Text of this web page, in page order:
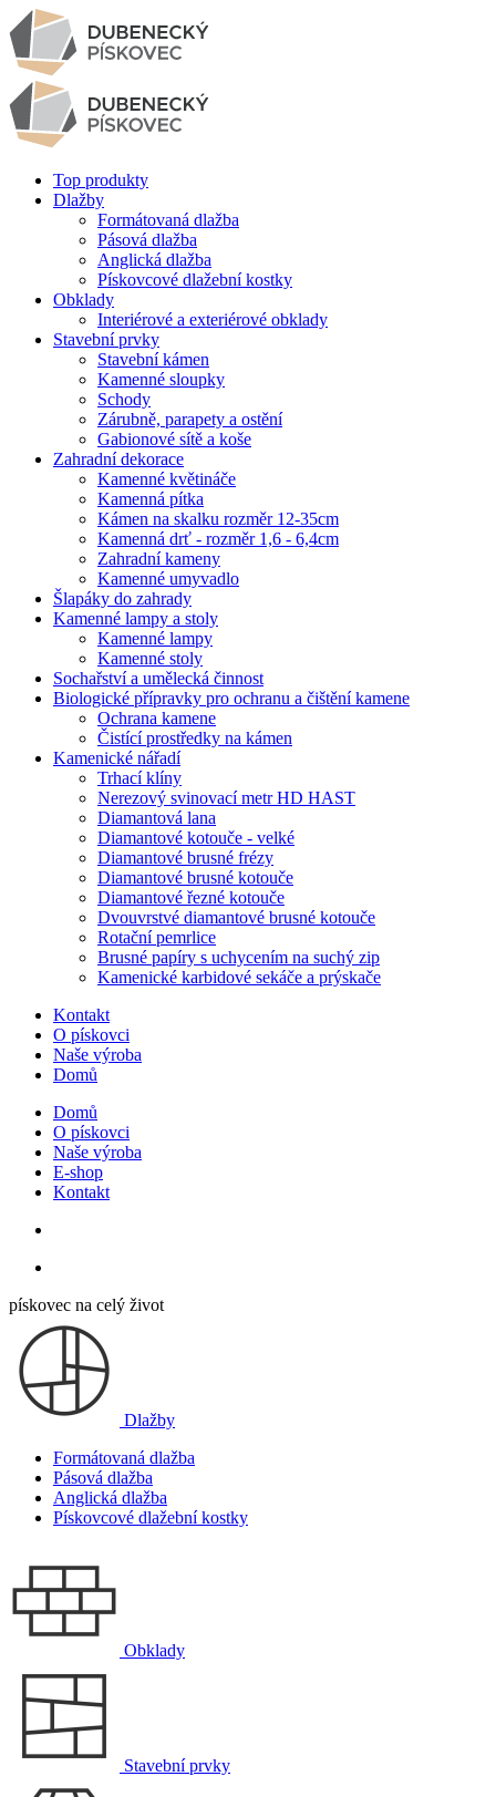
Top produkty
Dlažby
Formátovaná dlažba
Pásová dlažba
Anglická dlažba
Pískovcové dlažební kostky
Obklady
Interiérové a exteriérové obklady
Stavební prvky
Stavební kámen
Kamenné sloupky
Schody
Zárubně, parapety a ostění
Gabionové sítě a koše
Zahradní dekorace
Kamenné květináče
Kamenná pítka
Kámen na skalku rozměr 12-35cm
Kamenná drť - rozměr 1,6 - 6,4cm
Zahradní kameny
Kamenné umyvadlo
Šlapáky do zahrady
Kamenné lampy a stoly
Kamenné lampy
Kamenné stoly
Sochařství a umělecká činnost
Biologické přípravky pro ochranu a čištění kamene
Ochrana kamene
Čistící prostředky na kámen
Kamenické nářadí
Trhací klíny
Nerezový svinovací metr HD HAST
Diamantová lana
Diamantové kotouče - velké
Diamantové brusné frézy
Diamantové brusné kotouče
Diamantové řezné kotouče
Dvouvrstvé diamantové brusné kotouče
Rotační pemrlice
Brusné papíry s uchycením na suchý zip
Kamenické karbidové sekáče a prýskače
Kontakt
O pískovci
Naše výroba
Domů
Domů
O pískovci
Naše výroba
E-shop
Kontakt
pískovec na celý život
Dlažby
Formátovaná dlažba
Pásová dlažba
Anglická dlažba
Pískovcové dlažební kostky
Obklady
Stavební prvky